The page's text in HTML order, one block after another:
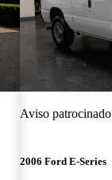
Aviso patrocinado
2006 Ford E-Series